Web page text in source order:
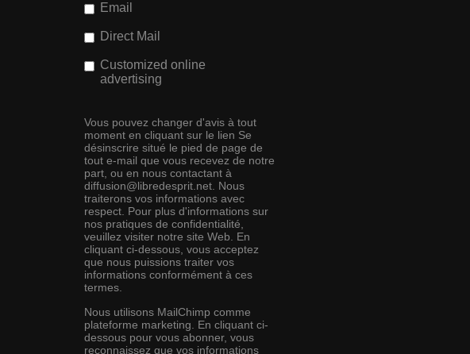
Email
Direct Mail
Customized online
advertising
Vous pouvez changer d'avis à tout
moment en cliquant sur le lien Se
désinscrire situé le pied de page de
tout e-mail que vous recevez de notre
part, ou en nous contactant à
diffusion@libredesprit.net. Nous
traiterons vos informations avec
respect. Pour plus d'informations sur
nos pratiques de confidentialité,
veuillez visiter notre site Web. En
cliquant ci-dessous, vous acceptez
que nous puissions traiter vos
informations conformément à ces
termes.
Nous utilisons MailChimp comme
plateforme marketing. En cliquant ci-
dessous pour vous abonner, vous
reconnaissez que vos informations